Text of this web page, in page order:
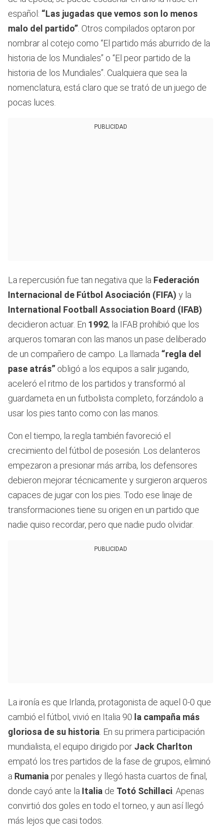
español: “Las jugadas que vemos son lo menos
malo del partido” . Otros compilados optaron por
nombrar al cotejo como “El partido más aburrido de la
historia de los Mundiales” o “El peor partido de la
historia de los Mundiales”. Cualquiera que sea la
nomenclatura, está claro que se trató de un juego de
pocas luces.
PUBLICIDAD
La repercusión fue tan negativa que la Federación
Internacional de Fútbol Asociación (FIFA) y la
International Football Association Board (IFAB)
decidieron actuar. En 1992, la IFAB prohibió que los
arqueros tomaran con las manos un pase deliberado
de un compañero de campo. La llamada “regla del
pase atrás” obligó a los equipos a salir jugando,
aceleró el ritmo de los partidos y transformó al
guardameta en un futbolista completo, forzándolo a
usar los pies tanto como con las manos.
Con el tiempo, la regla también favoreció el
crecimiento del fútbol de posesión. Los delanteros
empezaron a presionar más arriba, los defensores
debieron mejorar técnicamente y surgieron arqueros
capaces de jugar con los pies. Todo ese linaje de
transformaciones tiene su origen en un partido que
nadie quiso recordar, pero que nadie pudo olvidar.
PUBLICIDAD
La ironía es que Irlanda, protagonista de aquel 0-0 que
cambió el fútbol, vivió en Italia 90 la campaña más
gloriosa de su historia . En su primera participación
mundialista, el equipo dirigido por Jack Charlton
empató los tres partidos de la fase de grupos, eliminó
a Rumania por penales y llegó hasta cuartos de final,
donde cayó ante la Italia de Totó Schillaci . Apenas
convirtió dos goles en todo el torneo, y aun así llegó
más lejos que casi todos.